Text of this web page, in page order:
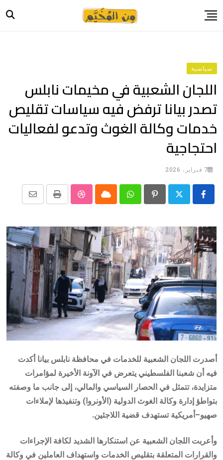
to
حياة
صورة وحكاية
قصة وسيرة
فيديو
المدونة
بيانات
سياسية
اللجان الشعبية في مخيمات نابلس
تصدر بيانا ترفض فيه سياسات تقليص
خدمات وكالة الغوث وتدعو لفعاليات
احتجاجية
7 فبراير، 2026
Pinterest
Whatsapp
Cloud
StumbleUpon
Print
Share
Email
أصدرت اللجان الشعبية للخدمات في محافظة نابلس بيانا أكدت
فيه أن شعبنا الفلسطيني يتعرض في الآونة الأخيرة لمؤامرات
متزايدة، تتمثل في الحصار السياسي والمالي، إلى جانب ما وصفته
بتواطؤ إدارة وكالة الغوث الدولية (الأونروا) وتنفيذها لإملاءات
صهيو–أمريكية تستهدف قضية اللاجئين.
وأعربت اللجان الشعبية عن استنكارها الشديد لكافة الإجراءات
والقرارات المتعلقة بتقليص الخدمات واستهداف العاملين في وكالة